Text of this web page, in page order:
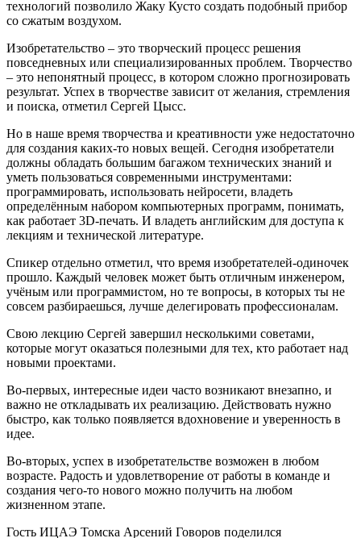
технологий позволило Жаку Кусто создать подобный прибор
со сжатым воздухом.
Изобретательство – это творческий процесс решения
повседневных или специализированных проблем. Творчество
– это непонятный процесс, в котором сложно прогнозировать
результат. Успех в творчестве зависит от желания, стремления
и поиска, отметил Сергей Цысс.
Но в наше время творчества и креативности уже недостаточно
для создания каких-то новых вещей. Сегодня изобретатели
должны обладать большим багажом технических знаний и
уметь пользоваться современными инструментами:
программировать, использовать нейросети, владеть
определённым набором компьютерных программ, понимать,
как работает 3D-печать. И владеть английским для доступа к
лекциям и технической литературе.
Спикер отдельно отметил, что время изобретателей-одиночек
прошло. Каждый человек может быть отличным инженером,
учёным или программистом, но те вопросы, в которых ты не
совсем разбираешься, лучше делегировать профессионалам.
Свою лекцию Сергей завершил несколькими советами,
которые могут оказаться полезными для тех, кто работает над
новыми проектами.
Во-первых, интересные идеи часто возникают внезапно, и
важно не откладывать их реализацию. Действовать нужно
быстро, как только появляется вдохновение и уверенность в
идее.
Во-вторых, успех в изобретательстве возможен в любом
возрасте. Радость и удовлетворение от работы в команде и
создания чего-то нового можно получить на любом
жизненном этапе.
Гость ИЦАЭ Томска Арсений Говоров поделился